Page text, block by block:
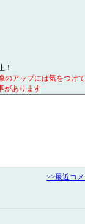
！
のアップには気をつけ
があります
>>最近コ